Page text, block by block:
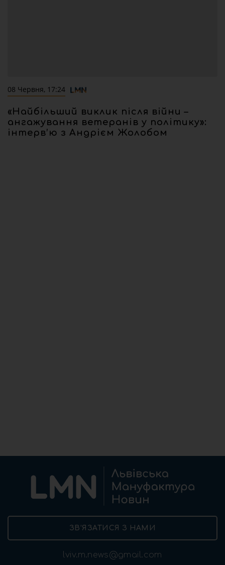
08 Червня, 17:24
«Найбільший виклик після війни –
ангажування ветеранів у політику»:
інтерв’ю з Андрієм Жолобом
ЗВ’ЯЗАТИСЯ З НАМИ
lviv.m.news@gmail.com